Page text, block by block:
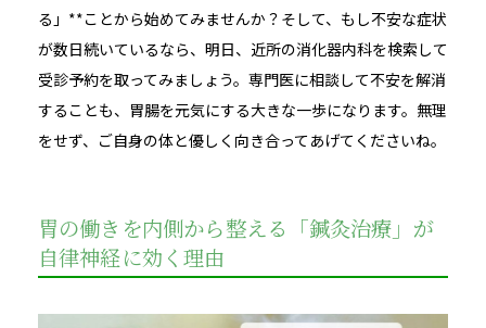
る」**ことから始めてみませんか？そして、もし不安な症状
が数日続いているなら、明日、近所の消化器内科を検索して
受診予約を取ってみましょう。専門医に相談して不安を解消
することも、胃腸を元気にする大きな一歩になります。無理
をせず、ご自身の体と優しく向き合ってあげてくださいね。
胃の働きを内側から整える「鍼灸治療」が
自律神経に効く理由